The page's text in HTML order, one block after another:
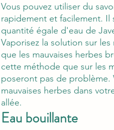
Vous pouvez utiliser du
rapidement et facilement. Il
quantité égale d'eau de
Vaporisez la solution sur
que les mauvaises herbes
cette méthode que sur les
poseront pas de problème.
mauvaises herbes dans
allée.
Eau bouillante